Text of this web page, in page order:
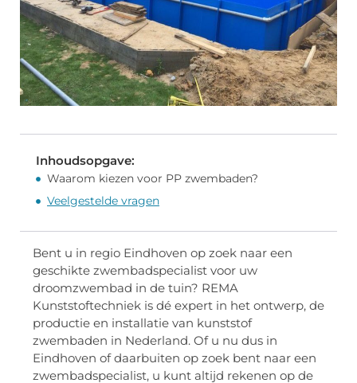
Inhoudsopgave:
Waarom kiezen voor PP zwembaden?
Veelgestelde vragen
Bent u in regio Eindhoven op zoek naar een
geschikte zwembadspecialist voor uw
droomzwembad in de tuin? REMA
Kunststoftechniek is dé expert in het ontwerp, de
productie en installatie van kunststof
zwembaden in Nederland. Of u nu dus in
Eindhoven of daarbuiten op zoek bent naar een
zwembadspecialist, u kunt altijd rekenen op de